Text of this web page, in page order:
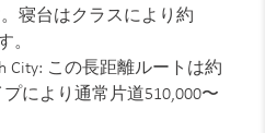
。寝台はクラスにより約
。
City: この長距離ルートは約
により通常片道510,000〜